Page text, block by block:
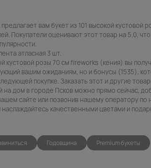
вам букет из 101 высокой кустовой
Покупатели оценивают этот товар на 5.0, что
атласная 3 шт.
кустовой розы 70 см fireworks (кения) вы
вашим ожиданиям, но и бонусы (1535),
покупке. Заказать этот и другие
на дом в городе Псков можно прямо сейчас,
сайте или позвонив нашему оператору по
качественными цветами и
Годовщина Premium букеты